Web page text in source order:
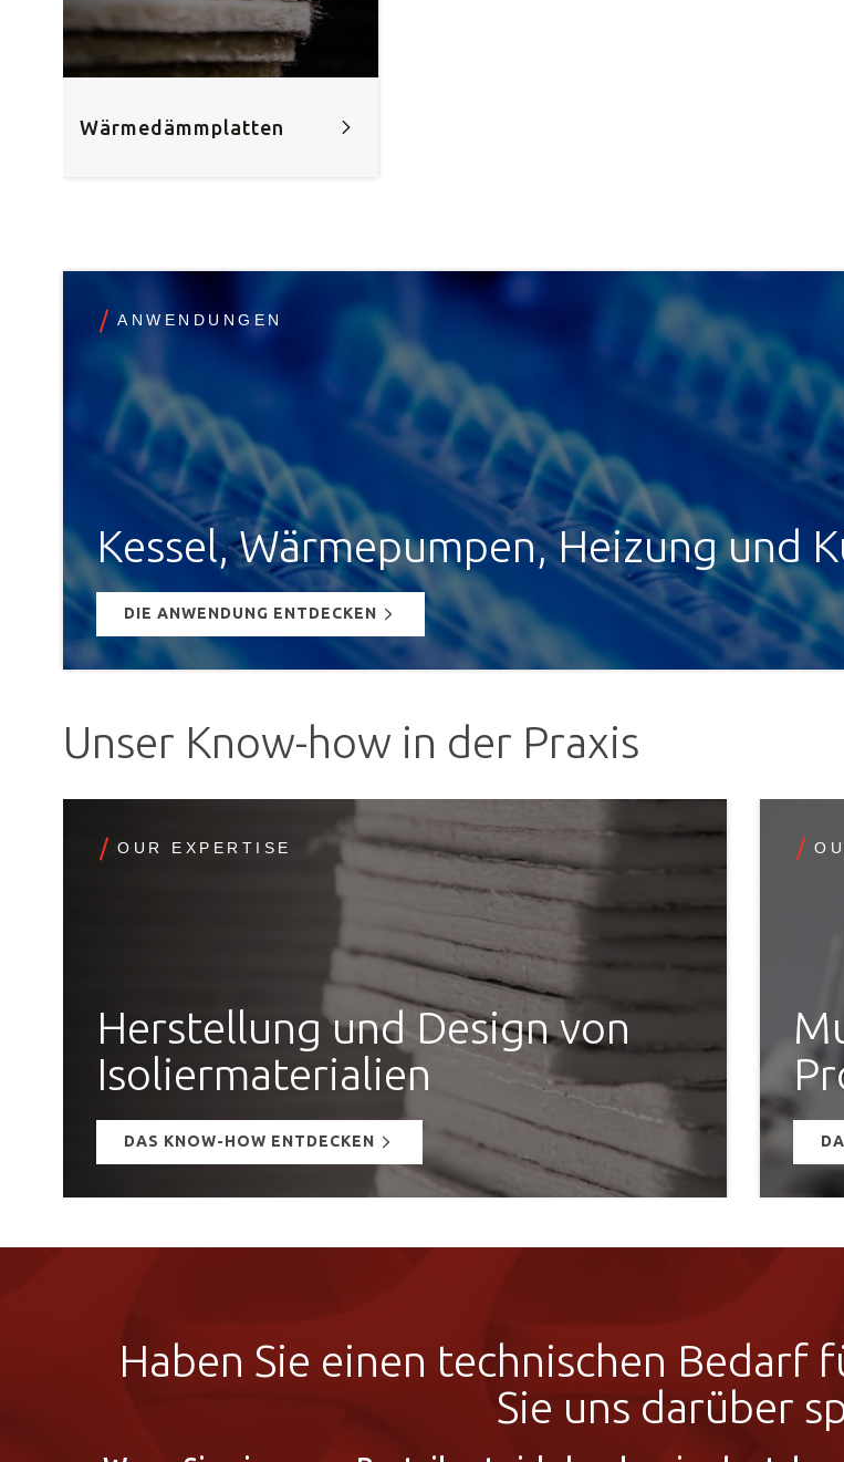
Wärmedämmplatten
ANWENDUNGEN
Kessel, Wärmepumpen, Heizung und
DIE ANWENDUNG ENTDECKEN
Unser Know-how in der Praxis
OUR EXPERTISE
Herstellung und Design von
Isoliermaterialien
DAS KNOW-HOW ENTDECKEN
Haben Sie einen technischen Bedarf
Sie uns darüber